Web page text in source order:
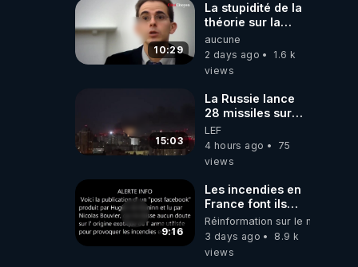
10:29
La stupidité de la
théorie sur la
responsabilité de
l’homme
concernant le
carbone.
aucune
2 days ago
1.6 k
views
15:03
La Russie lance
28 missiles sur
Kiev, l'attaque
révèle la faiblesse
de Kiev
LEF
4 hours ago
75
views
9:16
Les incendies en
France font ils
partie d' un plan
qui aurait débuté
le 11 septembre
Réinformation sur le monde
3 days ago
8.9 k
views